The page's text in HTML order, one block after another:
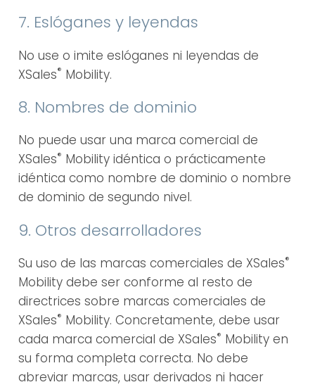
7. Eslóganes y leyendas
No use o imite eslóganes ni leyendas de
XSales® Mobility.
8. Nombres de dominio
No puede usar una marca comercial de
XSales® Mobility idéntica o prácticamente
idéntica como nombre de dominio o nombre
de dominio de segundo nivel.
9. Otros desarrolladores
Su uso de las marcas comerciales de XSales®
Mobility debe ser conforme al resto de
directrices sobre marcas comerciales de
XSales® Mobility. Concretamente, debe usar
cada marca comercial de XSales® Mobility en
su forma completa correcta. No debe
abreviar marcas, usar derivados ni hacer